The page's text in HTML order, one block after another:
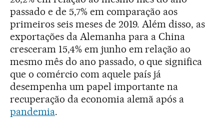
passado e de 5,7% em comparação aos
primeiros seis meses de 2019. Além disso, as
exportações da Alemanha para a China
cresceram 15,4% em junho em relação ao
mesmo mês do ano passado, o que significa
que o comércio com aquele país já
desempenha um papel importante na
recuperação da economia alemã após a
pandemia.